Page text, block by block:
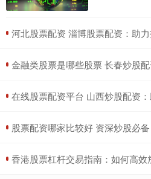
河北股票配资 淄博股票配资：助
金融类股票是哪些股票 长春炒股配资
在线股票配资平台 山西炒股配资
股票配资哪家比较好 资深炒股必
香港股票杠杆交易指南：如何高效